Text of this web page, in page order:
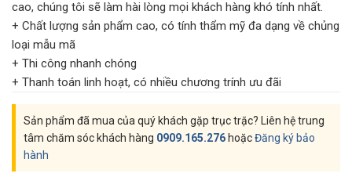
cao, chúng tôi sẽ làm hài lòng mọi khách hàng khó tính nhất.
+ Chất lượng sản phẩm cao, có tính thẩm mỹ đa dạng về chủng
loại mẫu mã
+ Thi công nhanh chóng
+ Thanh toán linh hoạt, có nhiều chương trính ưu đãi
Sản phẩm đã mua của quý khách gặp trục trặc? Liên hệ trung
tâm chăm sóc khách hàng 0909.165.276 hoặcĐăng ký bảo
hành